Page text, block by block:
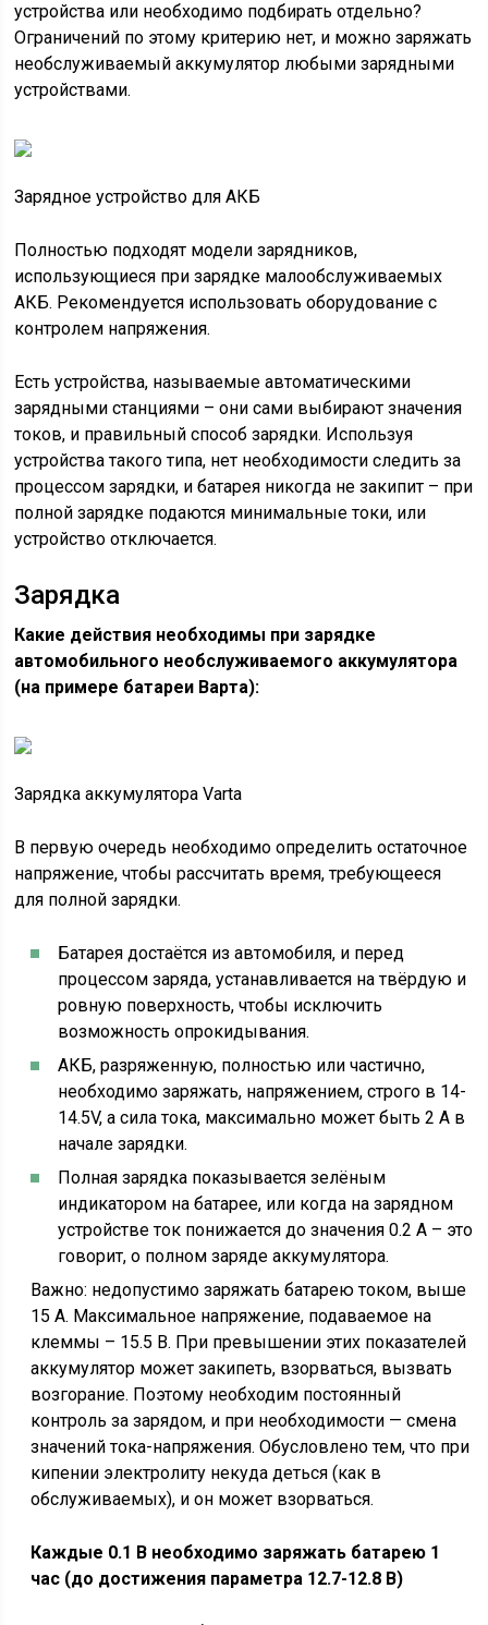
устройства или необходимо подбирать отдельно?
Ограничений по этому критерию нет, и можно заряжать
необслуживаемый аккумулятор любыми зарядными
устройствами.
Зарядное устройство для АКБ
Полностью подходят модели зарядников,
использующиеся при зарядке малообслуживаемых
АКБ. Рекомендуется использовать оборудование с
контролем напряжения.
Есть устройства, называемые автоматическими
зарядными станциями – они сами выбирают значения
токов, и правильный способ зарядки. Используя
устройства такого типа, нет необходимости следить за
процессом зарядки, и батарея никогда не закипит – при
полной зарядке подаются минимальные токи, или
устройство отключается.
Зарядка
Какие действия необходимы при зарядке
автомобильного необслуживаемого аккумулятора
(на примере батареи Варта):
Зарядка аккумулятора Varta
В первую очередь необходимо определить остаточное
напряжение, чтобы рассчитать время, требующееся
для полной зарядки.
Батарея достаётся из автомобиля, и перед
процессом заряда, устанавливается на твёрдую и
ровную поверхность, чтобы исключить
возможность опрокидывания.
АКБ, разряженную, полностью или частично,
необходимо заряжать, напряжением, строго в 14-
14.5V, а сила тока, максимально может быть 2 А в
начале зарядки.
Полная зарядка показывается зелёным
индикатором на батарее, или когда на зарядном
устройстве ток понижается до значения 0.2 А – это
говорит, о полном заряде аккумулятора.
Важно: недопустимо заряжать батарею током, выше
15 А. Максимальное напряжение, подаваемое на
клеммы – 15.5 В. При превышении этих показателей
аккумулятор может закипеть, взорваться, вызвать
возгорание. Поэтому необходим постоянный
контроль за зарядом, и при необходимости — смена
значений тока-напряжения. Обусловлено тем, что при
кипении электролиту некуда деться (как в
обслуживаемых), и он может взорваться.
Каждые 0.1 В необходимо заряжать батарею 1
час (до достижения параметра 12.7-12.8 В)